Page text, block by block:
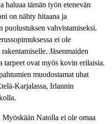
haluaa tämän työn etenevän
on nähty hitaana ja
puolustuksen vahvistamiseksi.
ei ole
Jäsenmaiden
ovat myös kovin erilaisia.
muodostamat uhat
Karjalassa, Irlannin
Natolla ei ole omaa